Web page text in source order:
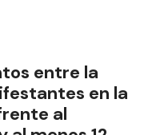
entre la
en la
al